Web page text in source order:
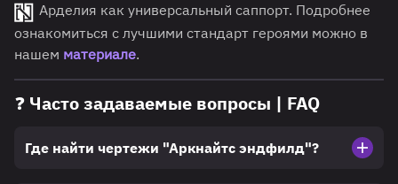
Арделия как универсальный саппорт. Подробнее
ознакомиться с лучшими стандарт героями можно в
нашем материале.
❓ Часто задаваемые вопросы | FAQ
Где найти чертежи "Аркнайтс эндфилд"?